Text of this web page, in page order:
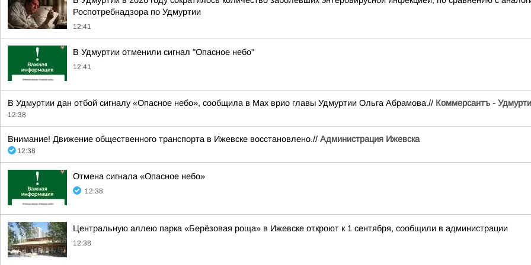
Роспотребнадзора по Удмуртии
12:41
В Удмуртии отменили сигнал "Опасное небо"
12:41
В Удмуртии дан отбой сигналу «Опасное небо», сообщила в Мах врио главы Удмуртии Ольга Абрамова.// Коммерсантъ -
12:38
Внимание! Движение общественного транспорта в Ижевске восстановлено.// Администрация Ижевска
12:38
Отмена сигнала «Опасное небо»
12:38
Центральную аллею парка «Берёзовая роща» в Ижевске откроют к 1 сентября, сообщили в администрации
12:38